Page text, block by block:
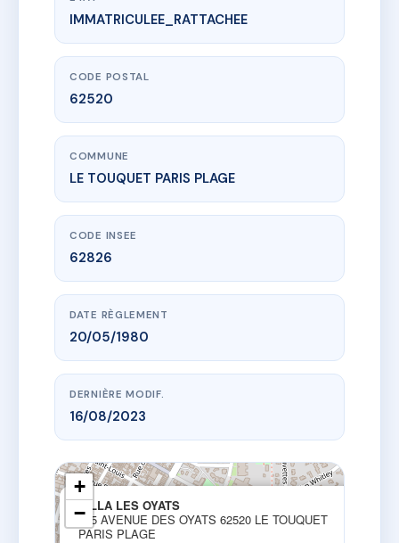
www.vme.plus/AD2674927
VILLA LES OYATS
265 av des oyats62520 LE TOUQUET PARIS PLAGE
IMMATRICULEE_RATTACHEE
CODE POSTAL
62520
COMMUNE
LE TOUQUET PARIS PLAGE
CODE INSEE
62826
DATE RÈGLEMENT
20/05/1980
DERNIÈRE MODIF.
16/08/2023
VILLA LES OYATS
265 AVENUE DES OYATS 62520 LE TOUQUET
PARIS PLAGE
+
−